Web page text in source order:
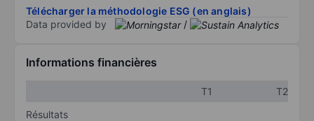
Télécharger la méthodologie ESG (en anglais)
Data provided by
/
Informations financières
T1
T2
Résultats